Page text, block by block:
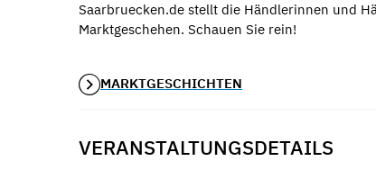
Saarbruecken.de stellt die Händlerinnen und
Marktgeschehen. Schauen Sie rein!
MARKTGESCHICHTEN
VERANSTALTUNGSDETAILS